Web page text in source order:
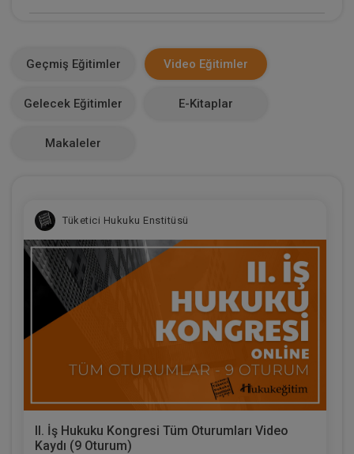
0
Geçmiş Eğitimler Video Eğitimler
Gelecek Eğitimler E-Kitaplar
Makaleler
Tüketici Hukuku Enstitüsü
II. İş Hukuku Kongresi Tüm Oturumları Video
Kaydı (9 Oturum)